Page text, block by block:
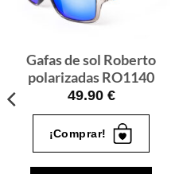
Gafas de sol Roberto
polarizadas RO1140
49.90 €
¡Comprar!